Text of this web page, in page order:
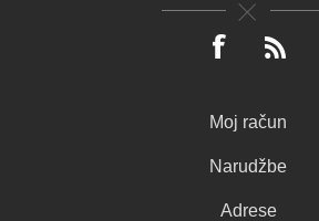
Moj račun
Narudžbe
Adrese